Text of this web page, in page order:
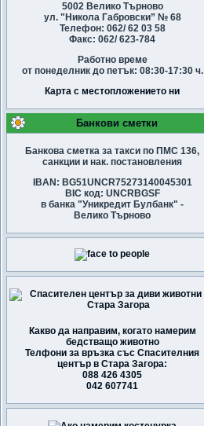
5002 Велико Търново
ул. "Никола Габровски” № 68
Телефон: 062/ 62 03 58
Факс: 062/ 623-784
Работно време
от понеделник до петък: 08:30-17:30 ч.
Карта с местопложението ни
Банкови сметки
Банкова сметка за такси по ПМС 136,
санкции и нак. постановления
IBAN: BG51UNCR75273140045301
BIC код: UNCRBGSF
в банка "Уникредит Булбанк" -
Велико Търново
Какво да направим, когато намерим
бедстващо животно
Телфони за връзка със Спасителния
център в Стара Загора:
088 426 4305
042 607741